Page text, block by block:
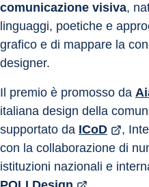
comunicazione visiva,
linguaggi, poetiche e
grafico e di mappare la
designer.
Il premio è promosso da
italiana design della
supportato da ICoD
,
con la collaborazione di
istituzioni nazionali e